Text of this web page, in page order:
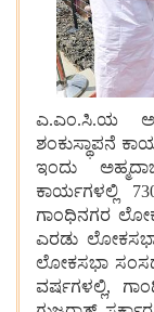
ಎ.ಎಂ.ಸಿ.ಯ
ಶಂಕುಸ್ಥಾಪನೆ
ಇಂದು
ಕಾರ್ಯಗಳಲ್ಲಿ
ಗಾಂಧಿನಗರ
ಎರಡು
ಲೋಕಸಭಾ
ವರ್ಷಗಳಲ್ಲಿ,